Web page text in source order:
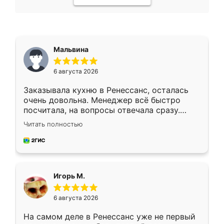
Мальвина
6 августа 2026
Заказывала кухню в Ренессанс, осталась
очень довольна. Менеджер всё быстро
посчитала, на вопросы отвечала сразу.
Замерщик приехал в субботу, подошёл к
делу со всей ответственностью. Собрали
за день, ребята работали аккуратно, даже
Читать полностью
Игорь М.
6 августа 2026
На самом деле в Ренессанс уже не первый